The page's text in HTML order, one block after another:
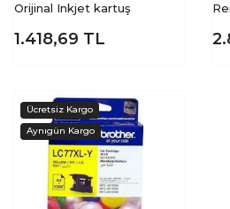
Orijinal Inkjet kartuş
1.418,69 TL